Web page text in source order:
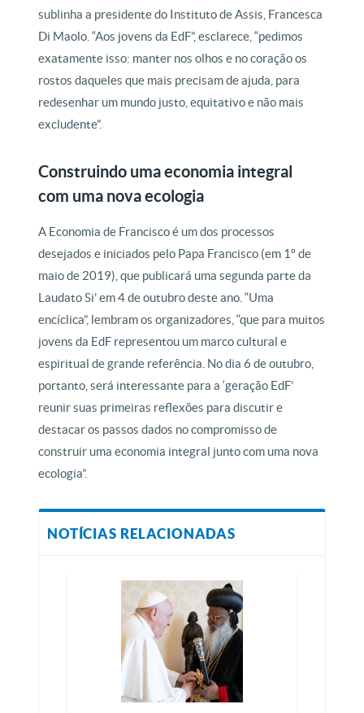
sublinha a presidente do Instituto de Assis, Francesca
Di Maolo. “Aos jovens da EdF”, esclarece, “pedimos
exatamente isso: manter nos olhos e no coração os
rostos daqueles que mais precisam de ajuda, para
redesenhar um mundo justo, equitativo e não mais
excludente”.
Construindo uma economia integral
com uma nova ecologia
A Economia de Francisco é um dos processos
desejados e iniciados pelo Papa Francisco (em 1º de
maio de 2019), que publicará uma segunda parte da
Laudato Si’ em 4 de outubro deste ano. “Uma
encíclica”, lembram os organizadores, “que para muitos
jovens da EdF representou um marco cultural e
espiritual de grande referência. No dia 6 de outubro,
portanto, será interessante para a ‘geração EdF’
reunir suas primeiras reflexões para discutir e
destacar os passos dados no compromisso de
construir uma economia integral junto com uma nova
ecologia”.
NOTÍCIAS RELACIONADAS